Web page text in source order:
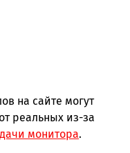
на сайте могут
реальных из-за
монитора.